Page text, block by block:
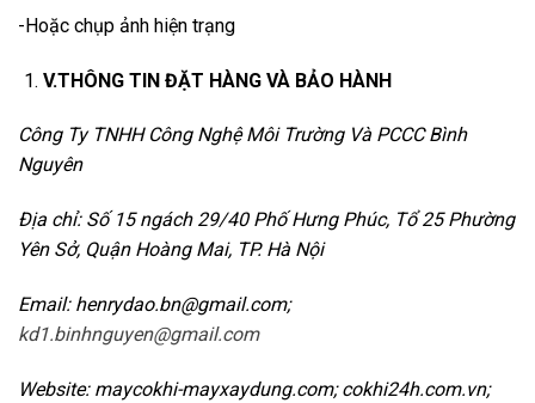
-Hoặc chụp ảnh hiện trạng
V.THÔNG TIN ĐẶT HÀNG VÀ BẢO HÀNH
Công Ty TNHH Công Nghệ Môi Trường Và PCCC Bình
Nguyên
Địa chỉ: Số 15 ngách 29/40 Phố Hưng Phúc, Tổ 25 Phường
Yên Sở, Quận Hoàng Mai, TP. Hà Nội
Email: henrydao.bn@gmail.com;
kd1.binhnguyen@gmail.com
Website: maycokhi-mayxaydung.com; cokhi24h.com.vn;